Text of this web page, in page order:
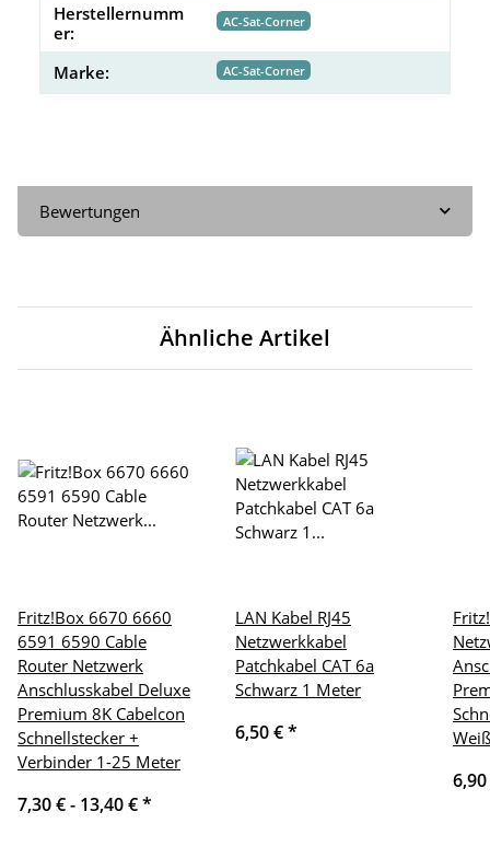
Herstellernumm
er:
AC-Sat-Corner
Marke: AC-Sat-Corner
Bewertungen
Ähnliche Artikel
Fritz!Box 6670 6660
6591 6590 Cable
Router Netzwerk
Anschlusskabel Deluxe
Premium 8K Cabelcon
Schnellstecker +
Verbinder 1-25 Meter
7,30 € - 13,40 €*
LAN Kabel RJ45
Netzwerkkabel
Patchkabel CAT 6a
Schwarz 1 Meter
6,50 €*